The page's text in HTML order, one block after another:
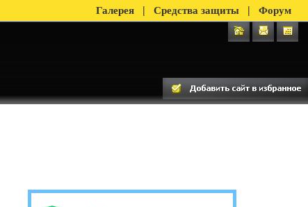
Галерея | Средства защиты | Форум